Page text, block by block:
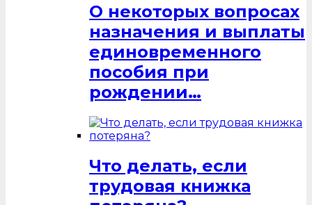
О некоторых вопросах
назначения и выплаты
единовременного
пособия при
рождении…
Что делать, если
трудовая книжка